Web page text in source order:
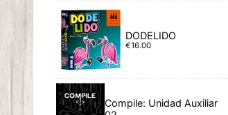
DODELIDO
€16.00
Compile: Unidad Auxiliar